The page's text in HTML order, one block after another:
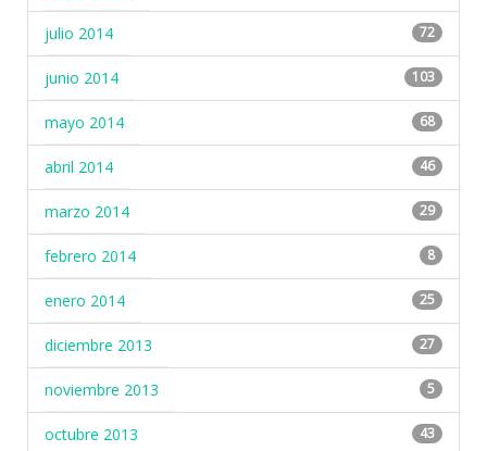
julio 2014 72
junio 2014 103
mayo 2014 68
abril 2014 46
marzo 2014 29
febrero 2014 8
enero 2014 25
diciembre 2013 27
noviembre 2013 5
octubre 2013 43